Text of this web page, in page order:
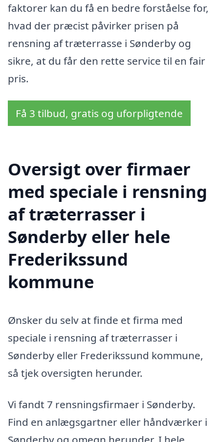
faktorer kan du få en bedre forståelse for,
hvad der præcist påvirker prisen på
rensning af træterrasse i Sønderby og
sikre, at du får den rette service til en fair
pris.
Få 3 tilbud, gratis og uforpligtende
Oversigt over firmaer
med speciale i rensning
af træterrasser i
Sønderby eller hele
Frederikssund
kommune
Ønsker du selv at finde et firma med
speciale i rensning af træterrasser i
Sønderby eller Frederikssund kommune,
så tjek oversigten herunder.
Vi fandt 7 rensningsfirmaer i Sønderby.
Find en anlægsgartner eller håndværker i